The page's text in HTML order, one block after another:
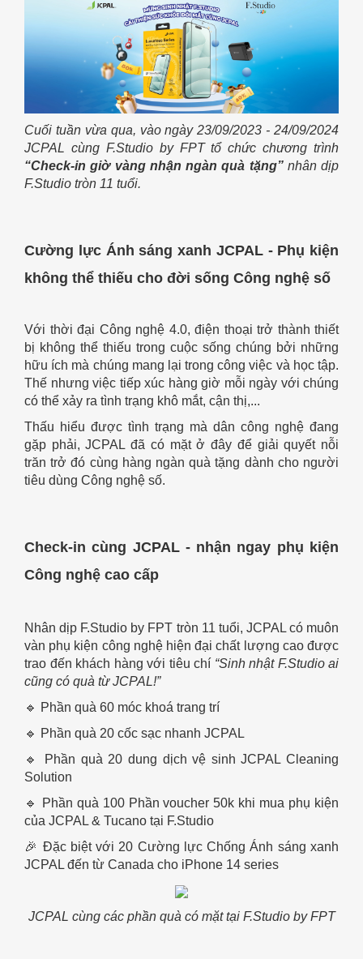
Cuối tuần vừa qua, vào ngày 23/09/2023 - 24/09/2024
JCPAL cùng F.Studio by FPT tổ chức chương trình
“Check-in giờ vàng nhận ngàn quà tặng”nhân dịp
F.Studio tròn 11 tuổi.
Cường lực Ánh sáng xanh JCPAL - Phụ kiện
không thể thiếu cho đời sống Công nghệ số
Với thời đại Công nghệ 4.0, điện thoại trở thành thiết
bị không thể thiếu trong cuộc sống chúng bởi những
hữu ích mà chúng mang lại trong công việc và học tập.
Thế nhưng việc tiếp xúc hàng giờ mỗi ngày với chúng
có thể xảy ra tình trạng khô mắt, cận thị,...
Thấu hiểu được tình trạng mà dân công nghệ đang
gặp phải, JCPAL đã có mặt ở đây để giải quyết nỗi
trăn trở đó cùng hàng ngàn quà tặng dành cho người
tiêu dùng Công nghệ số.
Check-in cùng JCPAL - nhận ngay phụ kiện
Công nghệ cao cấp
Nhân dịp F.Studio by FPT tròn 11 tuổi, JCPAL có muôn
vàn phụ kiện công nghệ hiện đại chất lượng cao được
trao đến khách hàng với tiêu chí “Sinh nhật F.Studio ai
cũng có quà từ JCPAL!”
🔹 Phần quà 60 móc khoá trang trí
🔹 Phần quà 20 cốc sạc nhanh JCPAL
🔹 Phần quà 20 dung dịch vệ sinh JCPAL Cleaning
Solution
🔹 Phần quà 100 Phần voucher 50k khi mua phụ kiện
của JCPAL & Tucano tại F.Studio
🎉 Đặc biệt với 20 Cường lực Chống Ánh sáng xanh
JCPAL đến từ Canada cho iPhone 14 series
JCPAL cùng các phần quà có mặt tại F.Studio by FPT